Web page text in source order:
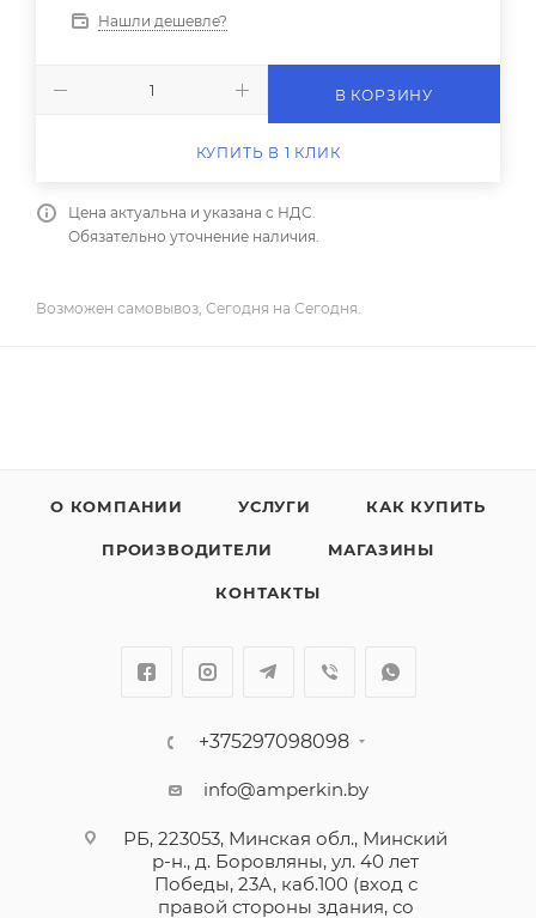
Нашли дешевле?
В КОРЗИНУ
КУПИТЬ В 1 КЛИК
Цена актуальна и указана с НДС.
Обязательно уточнение наличия.
Возможен самовывоз, Сегодня на Сегодня.
О КОМПАНИИ УСЛУГИ КАК КУПИТЬ
ПРОИЗВОДИТЕЛИ МАГАЗИНЫ
КОНТАКТЫ
+375297098098
info@amperkin.by
РБ, 223053, Минская обл., Минский
р-н., д. Боровляны, ул. 40 лет
Победы, 23А, каб.100 (вход с
правой стороны здания, со